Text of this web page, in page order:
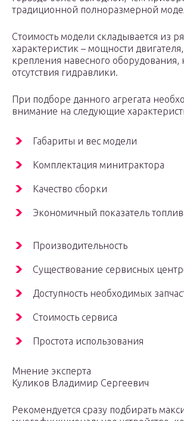
традиционной полноразмерной
Стоимость модели складывается из
характеристик – мощности
крепления навесного оборудования,
отсутствия гидравлики.
При подборе данного агрегата
внимание на следующие
Габариты и вес модели
Комплектация минитрактора
Качество сборки
Экономичный показатель
Производительность
Существование сервисных
Доступность необходимых
Стоимость сервиса
Простота использования
Мнение эксперта
Куликов Владимир Сергеевич
Рекомендуется сразу подбирать